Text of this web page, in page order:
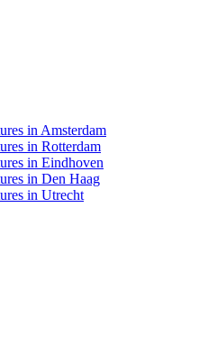
in Amsterdam
in Rotterdam
in Eindhoven
in Den Haag
in Utrecht